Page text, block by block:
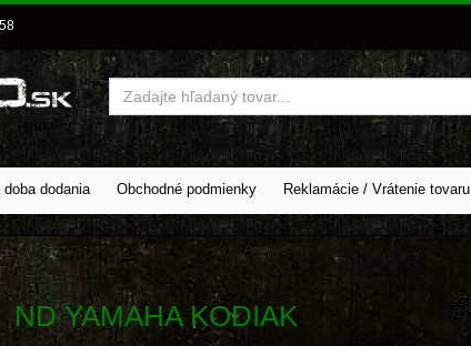
Vyhľadať
doba dodania Obchodné podmienky Reklamácie / Vrátenie tovaru
ND YAMAHA KODIAK